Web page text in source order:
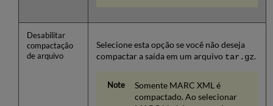
Desabilitar
compactação
de arquivo
Selecione esta opção se você não deseja
compactar a saída em um arquivo tar.gz.
Somente MARC XML é
compactado. Ao selecionar